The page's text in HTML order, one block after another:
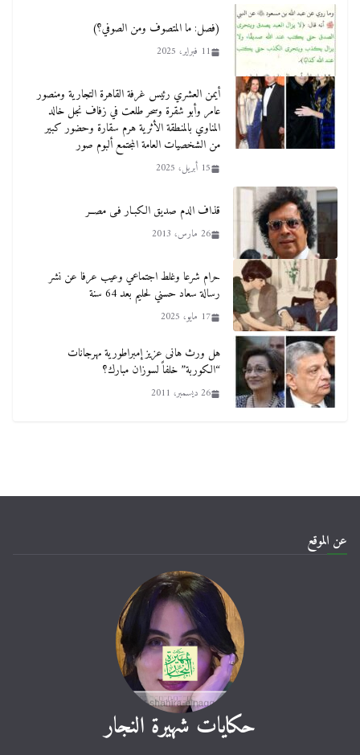
(فصل: ما المتصوف ومن الصوفي؟)
11 فبراير، 2025
أيمن العشري رئيس غرفة القاهرة التجارية ومنصور
عامر وأبو شقرة وسحر طلعت في زفاف نجل خالد
المناوي بالمنطقة الأثرية هرم سقارة وحضور كبير
من الشخصيات العامة المجتمع ألبوم صور
15 أبريل، 2025
قذاف الدم صديق الكبـار فـى مصــر
26 مارس، 2013
حرام شرعا وغلط اجتماعي وعيب عرفا عن نشر
رسالة سعاد حسني لحليم بعد 64 سنة
17 مايو، 2025
هل ورث هانى عزيز إمبراطورية مهرجانات
“الكوربة” خلفاً لسوزان مبارك؟
26 ديسمبر، 2011
عن الموقع
حكايات شهيرة النجار